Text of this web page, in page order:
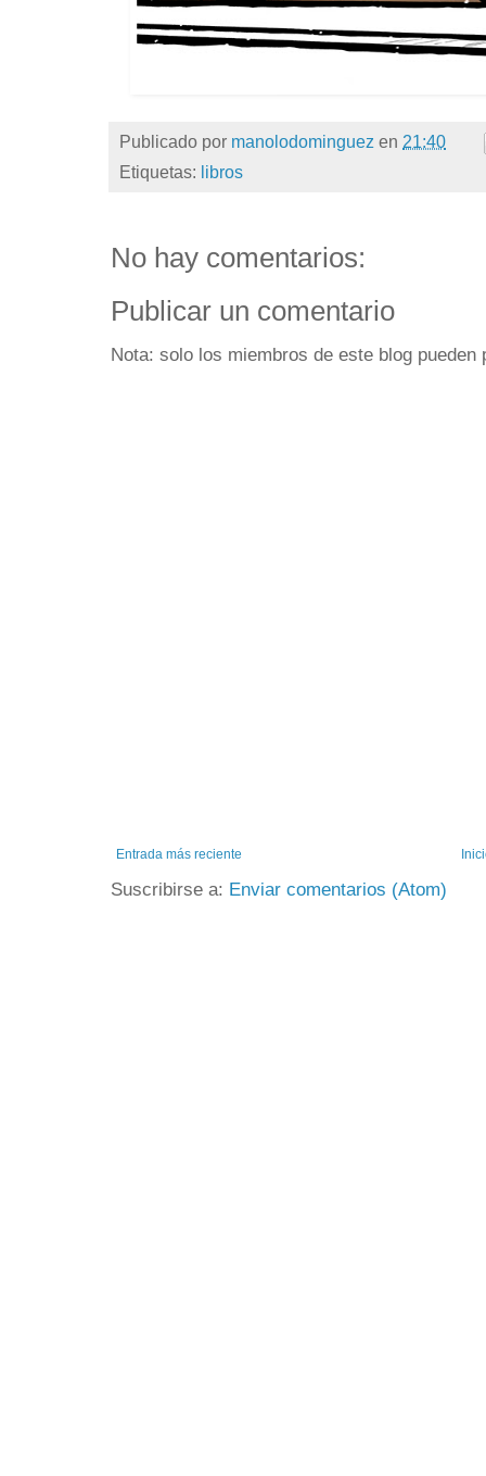
Publicado por manolodominguez en 21:40
Etiquetas: libros
No hay comentarios:
Publicar un comentario
Nota: solo los miembros de este blog pueden
Entrada más reciente
Suscribirse a: Enviar comentarios (Atom)